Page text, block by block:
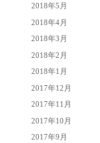
2018年5月
2018年4月
2018年3月
2018年2月
2018年1月
2017年12月
2017年11月
2017年10月
2017年9月